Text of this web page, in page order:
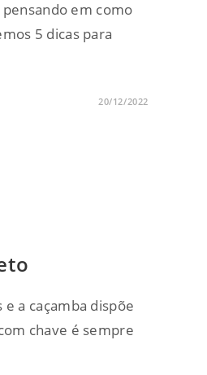
em como
5 dicas para
20/12/2022
a caçamba dispõe
chave é sempre